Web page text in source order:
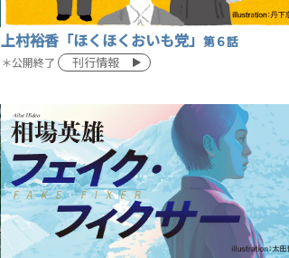
上村裕香「ほくほくおいも党」 第６話
＊公開終了 刊行情報